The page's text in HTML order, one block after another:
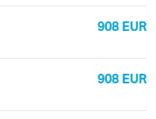
908 EUR
908 EUR